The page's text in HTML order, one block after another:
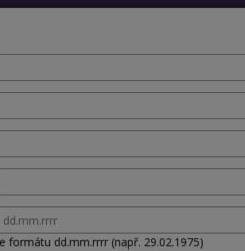
formátu dd.mm.rrrr (např. 29.02.1975)